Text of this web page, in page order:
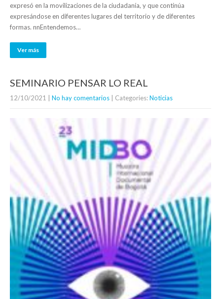
expresó en la movilizaciones de la ciudadanía, y que continúa
expresándose en diferentes lugares del territorio y de diferentes
formas. nnEntendemos…
Ver más
SEMINARIO PENSAR LO REAL
12/10/2021 | No hay comentarios | Categories:Noticias